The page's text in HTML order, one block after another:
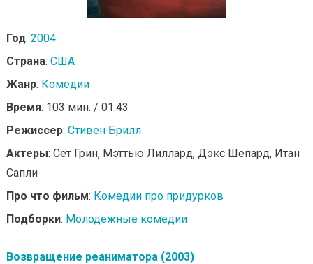
Год: 2004
Страна: США
Жанр: Комедии
Время: 103 мин. / 01:43
Режиссер: Стивен Брилл
Актеры: Сет Грин, Мэттью Лиллард, Дэкс Шепард, Итан
Сапли
Про что фильм: Комедии про придурков
Подборки: Молодежные комедии
Возвращение реаниматора (2003)